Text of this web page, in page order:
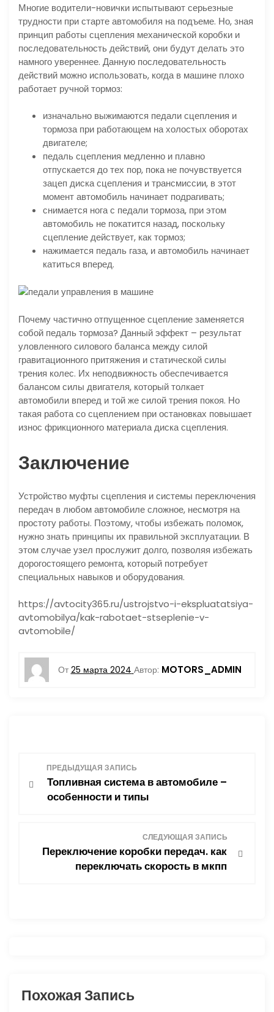
Многие водители-новички испытывают серьезные
трудности при старте автомобиля на подъеме. Но, зная
принцип работы сцепления механической коробки и
последовательность действий, они будут делать это
намного увереннее. Данную последовательность
действий можно использовать, когда в машине плохо
работает ручной тормоз:
изначально выжимаются педали сцепления и
тормоза при работающем на холостых оборотах
двигателе;
педаль сцепления медленно и плавно
отпускается до тех пор, пока не почувствуется
зацеп диска сцепления и трансмиссии, в этот
момент автомобиль начинает подрагивать;
снимается нога с педали тормоза, при этом
автомобиль не покатится назад, поскольку
сцепление действует, как тормоз;
нажимается педаль газа, и автомобиль начинает
катиться вперед.
Почему частично отпущенное сцепление заменяется
собой педаль тормоза? Данный эффект – результат
уловленного силового баланса между силой
гравитационного притяжения и статической силы
трения колес. Их неподвижность обеспечивается
балансом силы двигателя, который толкает
автомобили вперед и той же силой трения покоя. Но
такая работа со сцеплением при остановках повышает
износ фрикционного материала диска сцепления.
Заключение
Устройство муфты сцепления и системы переключения
передач в любом автомобиле сложное, несмотря на
простоту работы. Поэтому, чтобы избежать поломок,
нужно знать принципы их правильной эксплуатации. В
этом случае узел прослужит долго, позволяя избежать
дорогостоящего ремонта, который потребует
специальных навыков и оборудования.
https://avtocity365.ru/ustrojstvo-i-ekspluatatsiya-
avtomobilya/kak-rabotaet-stseplenie-v-
avtomobile/
От 25 марта 2024 Автор: MOTORS_ADMIN
я
ПРЕДЫДУЩАЯ ЗАПИСЬ
Топливная система в автомобиле –
особенности и типы
СЛЕДУЮЩАЯ ЗАПИСЬ
Переключение коробки передач. как
переключать скорость в мкпп
Похожая Запись